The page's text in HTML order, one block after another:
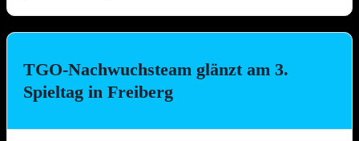
schlicht nicht möglich wäre.
Die Platzierungen im Überblick:
Heimspieltag alle Hände voll zu tun hatten. Und natürlich
TGO-Nachwuchsteam glänzt am 3.
Spieltag in Freiberg